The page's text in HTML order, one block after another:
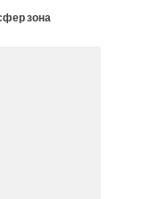
зона